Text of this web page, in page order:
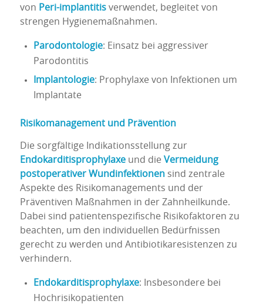
von Peri-implantitisverwendet, begleitet von
strengen Hygienemaßnahmen.
Parodontologie: Einsatz bei aggressiver
Parodontitis
Implantologie: Prophylaxe von Infektionen um
Implantate
Risikomanagement und Prävention
Die sorgfältige Indikationsstellung zur
Endokarditisprophylaxeund die Vermeidung
postoperativer Wundinfektionensind zentrale
Aspekte des Risikomanagements und der
Präventiven Maßnahmen in der Zahnheilkunde.
Dabei sind patientenspezifische Risikofaktoren zu
beachten, um den individuellen Bedürfnissen
gerecht zu werden und Antibiotikaresistenzen zu
verhindern.
Endokarditisprophylaxe: Insbesondere bei
Hochrisikopatienten